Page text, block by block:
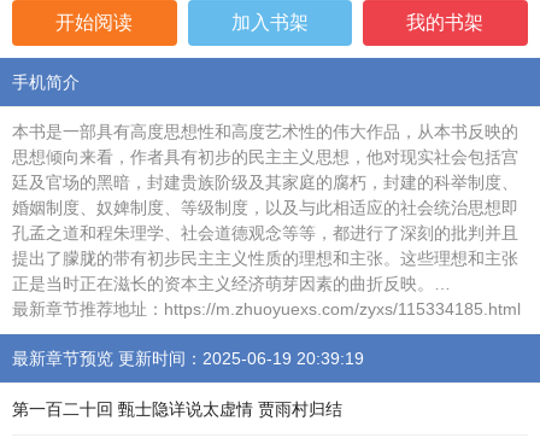
开始阅读 加入书架 我的书架
手机简介
本书是一部具有高度思想性和高度艺术性的伟大作品，从本书反映的
思想倾向来看，作者具有初步的民主主义思想，他对现实社会包括宫
廷及官场的黑暗，封建贵族阶级及其家庭的腐朽，封建的科举制度、
婚姻制度、奴婢制度、等级制度，以及与此相适应的社会统治思想即
孔孟之道和程朱理学、社会道德观念等等，都进行了深刻的批判并且
提出了朦胧的带有初步民主主义性质的理想和主张。这些理想和主张
正是当时正在滋长的资本主义经济萌芽因素的曲折反映。…
最新章节推荐地址：https://m.zhuoyuexs.com/zyxs/115334185.html
最新章节预览 更新时间：2025-06-19 20:39:19
第一百二十回 甄士隐详说太虚情 贾雨村归结